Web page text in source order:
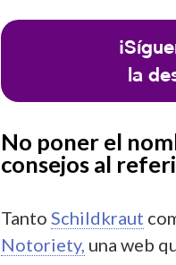
la
No poner el
consejos al
Tanto Schildkraut
Notoriety, una web